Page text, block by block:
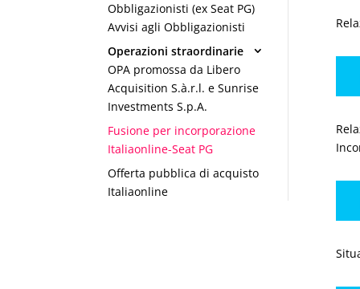
Obbligazionisti (ex Seat PG)
Avvisi agli Obbligazionisti
Operazioni straordinarie
OPA promossa da Libero
Acquisition S.à.r.l. e Sunrise
Investments S.p.A.
Fusione per incorporazione
Italiaonline-Seat PG
Offerta pubblica di acquisto
Italiaonline